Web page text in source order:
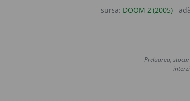
sursa: DOOM 2 (2005)
Preluarea,